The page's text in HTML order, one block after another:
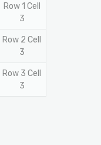
Row 1 Cell
3
Row 2 Cell
3
Row 3 Cell
3